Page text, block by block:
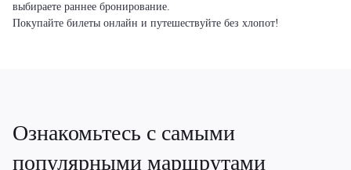
выбираете раннее бронирование.
Покупайте билеты онлайн и путешествуйте без хлопот!
Ознакомьтесь с самыми
популярными маршрутами